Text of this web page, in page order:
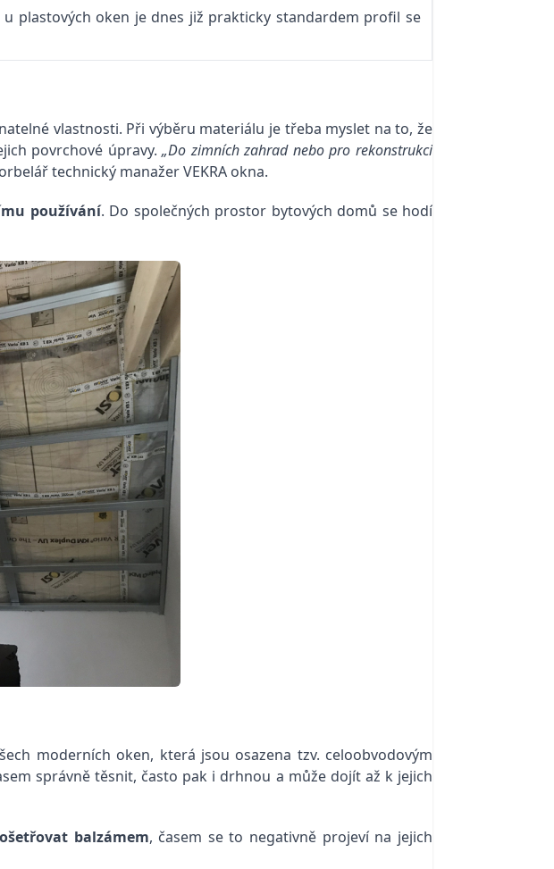
u plastových oken je dnes již prakticky standardem profil se
vlastnosti. Při výběru materiálu je třeba myslet na to, že
povrchové úpravy.„Do zimních zahrad nebo pro rekonstrukci
technický manažer VEKRA okna.
používání. Do společných prostor bytových domů se hodí
moderních oken, která jsou osazena tzv. celoobvodovým
správně těsnit, často pak i drhnou a může dojít až k jejich
ošetřovat balzámem, časem se to negativně projeví na jejich